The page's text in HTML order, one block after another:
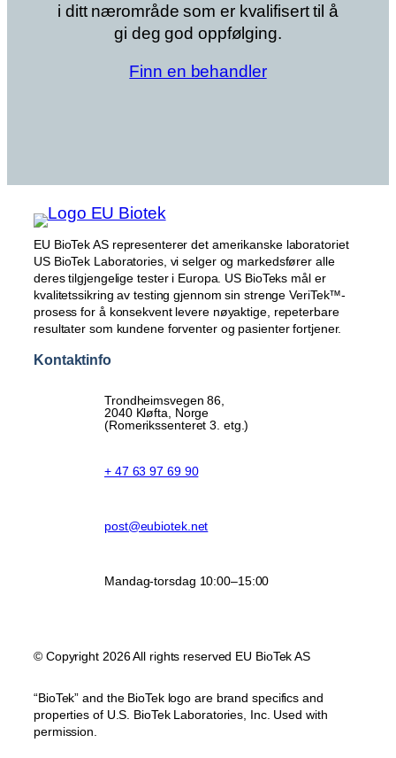
i ditt nærområde som er kvalifisert til å
gi deg god oppfølging.
Finn en behandler
EU BioTek AS representerer det amerikanske laboratoriet
US BioTek Laboratories, vi selger og markedsfører alle
deres tilgjengelige tester i Europa. US BioTeks mål er
kvalitetssikring av testing gjennom sin strenge VeriTek™-
prosess for å konsekvent levere nøyaktige, repeterbare
resultater som kundene forventer og pasienter fortjener.
Kontaktinfo
Trondheimsvegen 86,
2040 Kløfta, Norge
(Romerikssenteret 3. etg.)
+ 47 63 97 69 90
post@eubiotek.net
Mandag-torsdag 10:00–15:00
© Copyright 2026 All rights reserved EU BioTek AS
“BioTek” and the BioTek logo are brand specifics and
properties of U.S. BioTek Laboratories, Inc. Used with
permission.